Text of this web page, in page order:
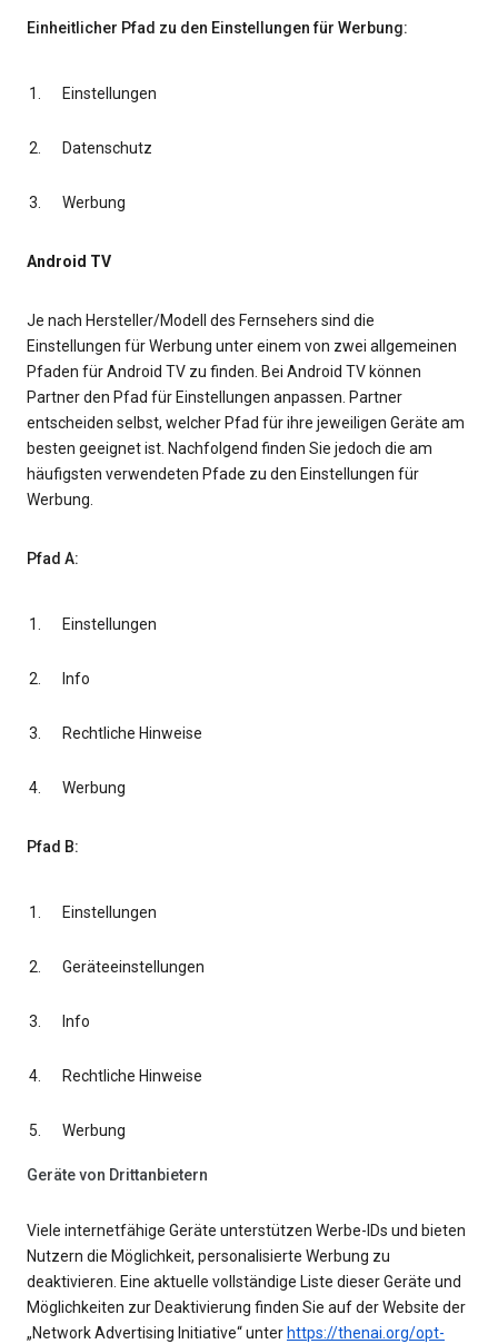
Einheitlicher Pfad zu den Einstellungen für Werbung:
Einstellungen
Datenschutz
Werbung
Android TV
Je nach Hersteller/Modell des Fernsehers sind die
Einstellungen für Werbung unter einem von zwei allgemeinen
Pfaden für Android TV zu finden. Bei Android TV können
Partner den Pfad für Einstellungen anpassen. Partner
entscheiden selbst, welcher Pfad für ihre jeweiligen Geräte am
besten geeignet ist. Nachfolgend finden Sie jedoch die am
häufigsten verwendeten Pfade zu den Einstellungen für
Werbung.
Pfad A:
Einstellungen
Info
Rechtliche Hinweise
Werbung
Pfad B:
Einstellungen
Geräteeinstellungen
Info
Rechtliche Hinweise
Werbung
Geräte von Drittanbietern
Viele internetfähige Geräte unterstützen Werbe-IDs und bieten
Nutzern die Möglichkeit, personalisierte Werbung zu
deaktivieren. Eine aktuelle vollständige Liste dieser Geräte und
Möglichkeiten zur Deaktivierung finden Sie auf der Website der
„Network Advertising Initiative“ unter https://thenai.org/opt-